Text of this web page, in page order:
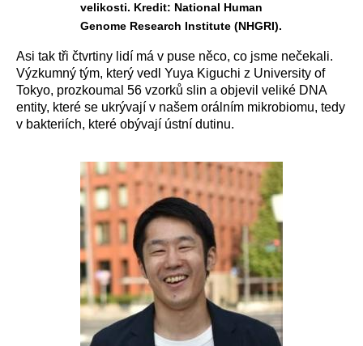
velikosti. Kredit: National Human
Genome Research Institute (NHGRI).
Asi tak tři čtvrtiny lidí má v puse něco, co jsme nečekali.
Výzkumný tým, který vedl Yuya Kiguchi z University of
Tokyo, prozkoumal 56 vzorků slin a objevil veliké DNA
entity, které se ukrývají v našem orálním mikrobiomu, tedy
v bakteriích, které obývají ústní dutinu.